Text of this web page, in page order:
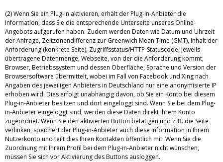
(2) Wenn Sie ein Plug-in aktivieren, erhält der Plug-in-Anbieter die
Information, dass Sie die entsprechende Unterseite unseres Online-
Angebots aufgerufen haben. Zudem werden Daten wie Datum und Uhrzeit
der Anfrage, Zeitzonendifferenz zur Greenwich Mean Time (GMT), Inhalt der
Anforderung (konkrete Seite), Zugriffsstatus/HTTP-Statuscode, jeweils
übertragene Datenmenge, Webseite, von der die Anforderung kommt,
Browser, Betriebssystem und dessen Oberfläche, Sprache und Version der
Browsersoftware übermittelt, wobei im Fall von Facebook und Xing nach
Angaben des jeweiligen Anbieters in Deutschland nur eine anonymisierte IP
erhoben wird. Dies erfolgt unabhängig davon, ob Sie ein Konto bei diesem
Plug-in-Anbieter besitzen und dort eingeloggt sind. Wenn Sie bei dem Plug-
in-Anbieter eingeloggt sind, werden diese Daten direkt Ihrem Konto
zugeordnet. Wenn Sie den aktivierten Button betätigen und z. B. die Seite
verlinken, speichert der Plug-in-Anbieter auch diese Information in Ihrem
Nutzerkonto und teilt dies Ihren Kontakten öffentlich mit. Wenn Sie die
Zuordnung mit Ihrem Profil bei dem Plug-in-Anbieter nicht wünschen,
müssen Sie sich vor Aktivierung des Buttons ausloggen.